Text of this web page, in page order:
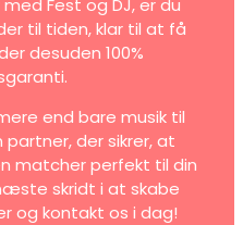
Fest og DJ, er du
til tiden, klar til at få
desuden 100%
end bare musik til
der sikrer, at
matcher perfekt til din
skridt i at skabe
og kontakt os i dag!